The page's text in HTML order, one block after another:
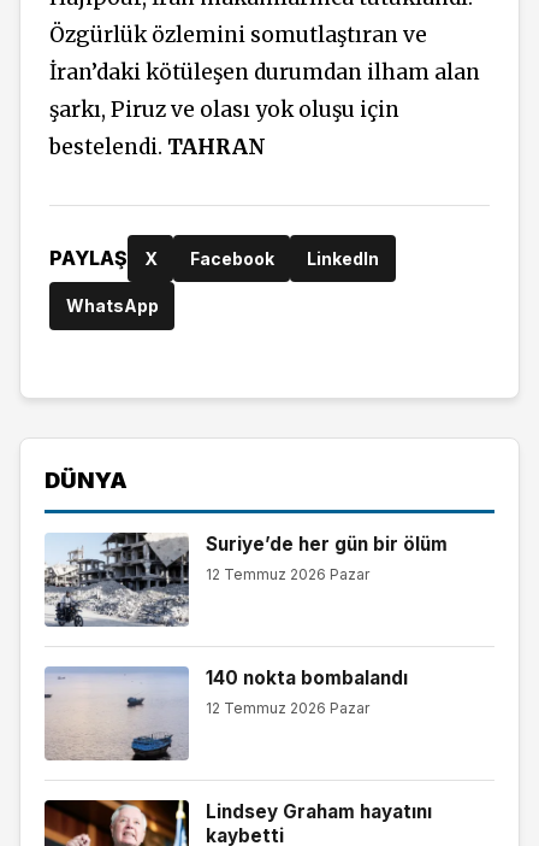
Özgürlük özlemini somutlaştıran ve
İran’daki kötüleşen durumdan ilham alan
şarkı, Piruz ve olası yok oluşu için
bestelendi. TAHRAN
PAYLAŞ X Facebook LinkedIn
WhatsApp
DÜNYA
Suriye’de her gün bir ölüm
12 Temmuz 2026 Pazar
140 nokta bombalandı
12 Temmuz 2026 Pazar
Lindsey Graham hayatını
kaybetti